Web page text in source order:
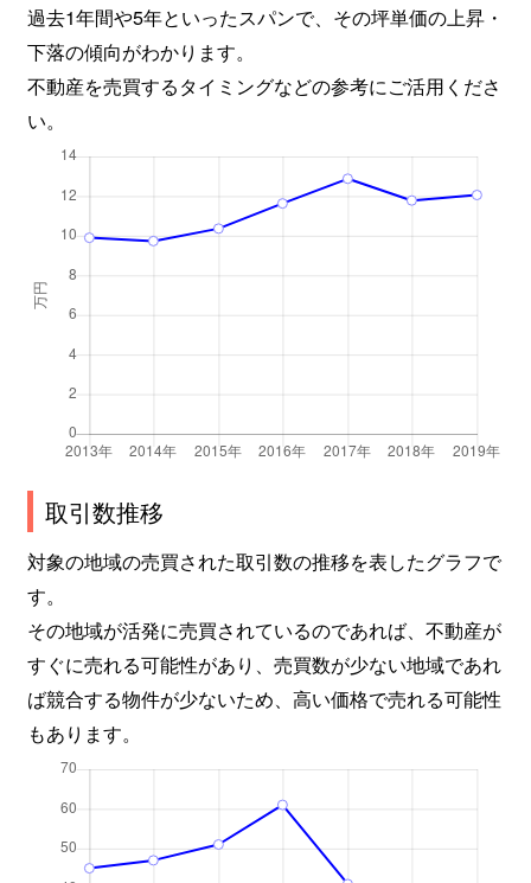
過去1年間や5年といったスパンで、その坪単価の上昇・
下落の傾向がわかります。
不動産を売買するタイミングなどの参考にご活用くださ
い。
取引数推移
対象の地域の売買された取引数の推移を表したグラフで
す。
その地域が活発に売買されているのであれば、不動産が
すぐに売れる可能性があり、売買数が少ない地域であれ
ば競合する物件が少ないため、高い価格で売れる可能性
もあります。